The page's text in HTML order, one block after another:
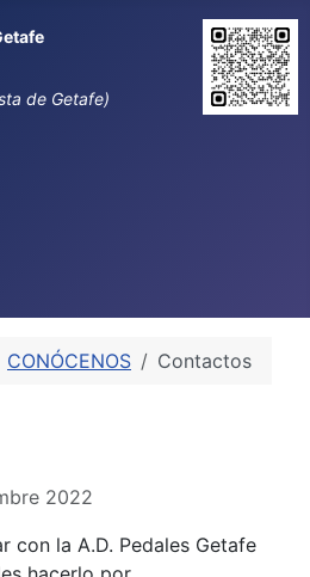
de Getafe)
CONÓCENOS Contactos
2022
con la A.D. Pedales Getafe